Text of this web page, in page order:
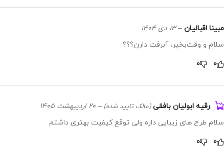
مبینا اقبالیان – 13 دی 1404
سلام و وقت‌بخیر، آبرفت دارن؟؟؟
0
0
رقیه ابولیان بافقی(مالک تایید شده) – 20 اردیبهشت 1405
سلام طرح های زیبایی داره ولی توقع کیفیت بهتری داشتم
0
0